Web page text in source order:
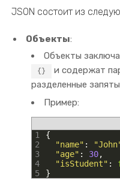
JSON состоит из
Объекты:
Объекты
{}
и содержат
разделенные
Пример:
1
2
3
4
5
{
"name" :
"age" : 30,
"isStudent" :
}